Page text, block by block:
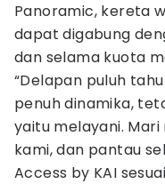
Panoramic, kereta
dapat digabung
dan selama kuota
“Delapan puluh
penuh dinamika,
yaitu melayani.
kami, dan pantau
Access by KAI